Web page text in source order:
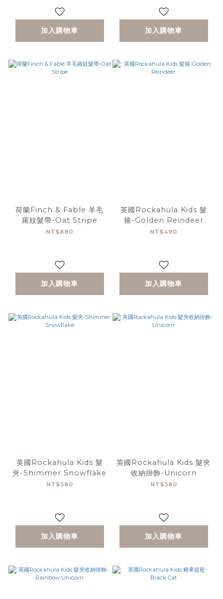
加入購物車 加入購物車
荷蘭Finch & Fable 羊毛
羅紋髮帶-Oat Stripe
NT$880
加入購物車
英國Rockahula Kids 髮
箍-Golden Reindeer
NT$490
加入購物車
英國Rockahula Kids 髮
夾-Shimmer Snowflake
NT$380
加入購物車
英國Rockahula Kids 髮夾
收納掛飾-Unicorn
NT$380
加入購物車